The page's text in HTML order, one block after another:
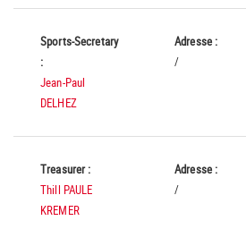
Sports-Secretary
:
Jean-Paul
DELHEZ
Adresse :
/
Treasurer :
Thill PAULE
KREMER
Adresse :
/